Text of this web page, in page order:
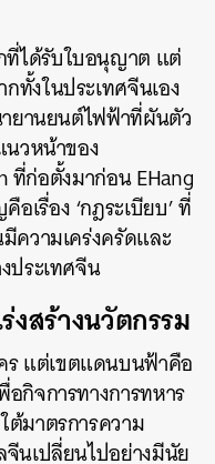
ที่ได้รับใบอนุญาต แต่
ทั้งในประเทศจีนเอง
ยานยนต์ไฟฟ้าที่ผันตัว
นวหน้าของ
ที่ก่อตั้งมาก่อน EHang
เรื่อง ‘กฎระเบียบ’ ที่
ความเคร่งครัดและ
ประเทศจีน
งสร้างนวัตกรรม
ร แต่เขตแดนบนฟ้าคือ
กิจการทางการทหาร
มาตรการความ
นเปลี่ยนไปอย่างมีนัย